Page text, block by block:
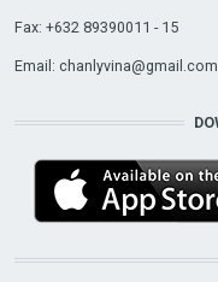
Fax: +632 89390011 - 15
Email: chanlyvina@gmail.com